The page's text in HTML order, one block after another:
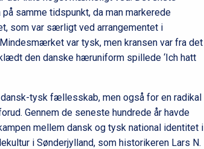
samme tidspunkt, da man markerede
som var særligt ved arrangementet i
var tysk, men kransen var fra det
den danske hæruniform spillede ‘Ich hatt
tysk fællesskab, men også for en radikal
Gennem de seneste hundrede år havde
mellem dansk og tysk national identitet i
i Sønderjylland, som historikeren Lars N.